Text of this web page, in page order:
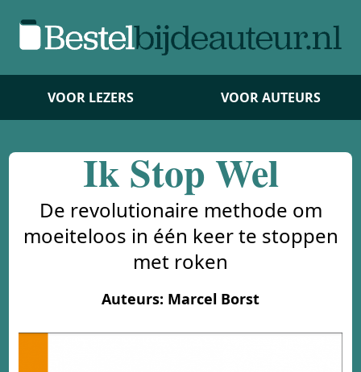
VOOR LEZERS VOOR AUTEURS
Ik Stop Wel
De revolutionaire methode om
moeiteloos in één keer te stoppen
met roken
Auteurs: Marcel Borst